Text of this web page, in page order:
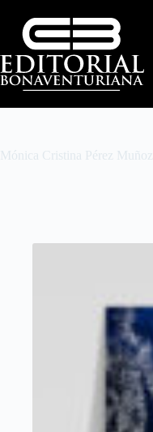
Mónica Cristina Pérez Muñoz